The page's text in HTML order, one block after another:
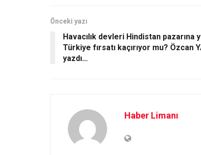
Önceki yazı
Havacılık devleri Hindistan pazarına
Türkiye fırsatı kaçırıyor mu? Özcan
yazdı…
Haber Limanı